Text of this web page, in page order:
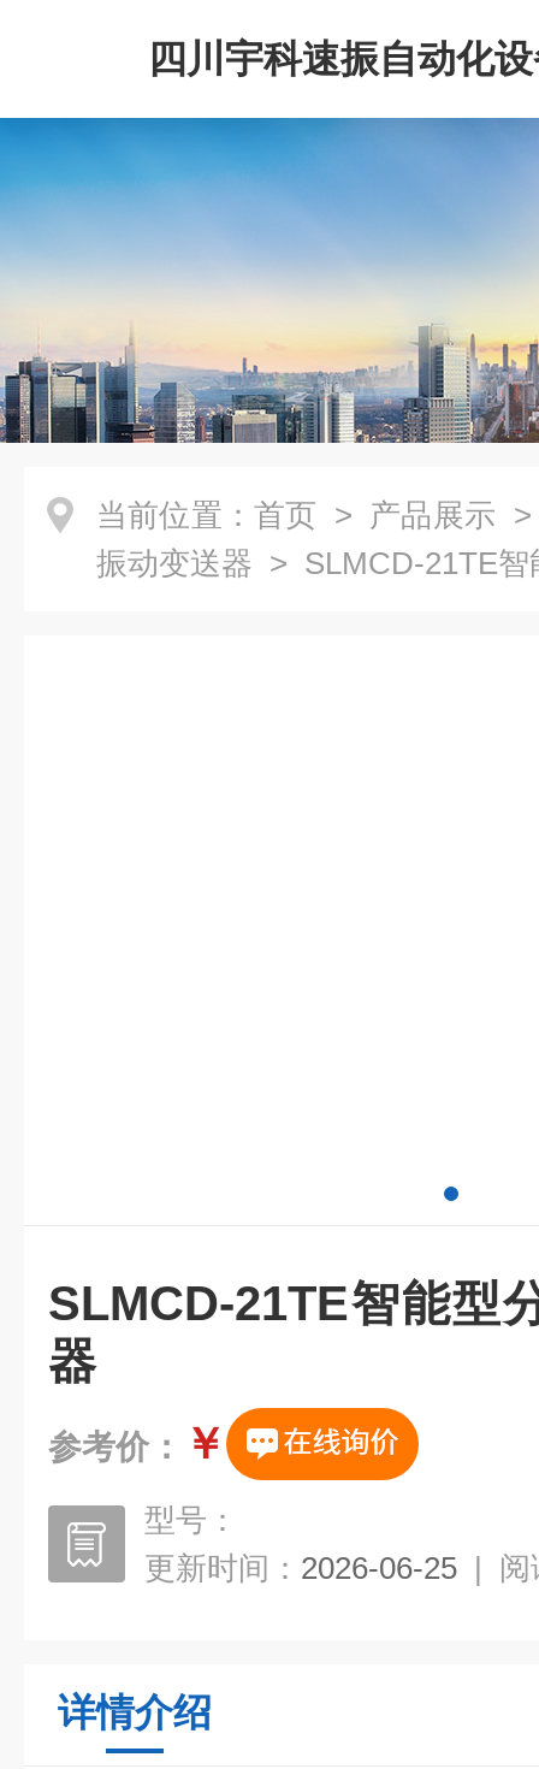
四川宇科速振自动化
公司
当前位置： 首页 > 产品展示
振动变送器 > SLMCD-21TE智
SLMCD-21TE智能型
器
参考价： ￥
型号：
更新时间： 2026-06-25 | 阅
详情介绍